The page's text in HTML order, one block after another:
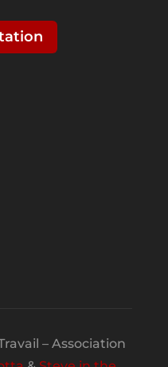
– Association